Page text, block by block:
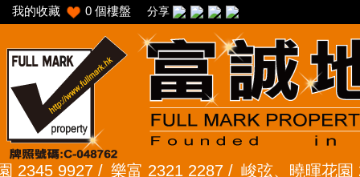
我的收藏 0 個樓盤 分享
/樂富 2321 2287 /峻弦、曉暉花園 2345